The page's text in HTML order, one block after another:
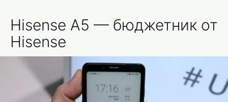
Hisense A5 — бюджетник от
Hisense